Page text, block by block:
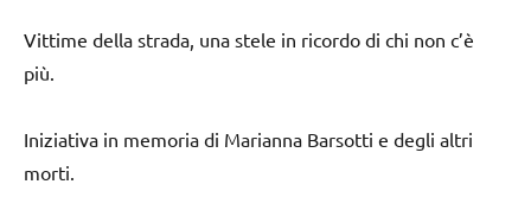
Vittime della strada, una stele in ricordo di chi non c’è
più.
Iniziativa in memoria di Marianna Barsotti e degli altri
morti.